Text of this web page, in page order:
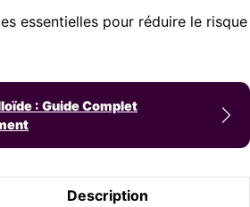
essentielles pour réduire le risque
: Guide Complet
Description